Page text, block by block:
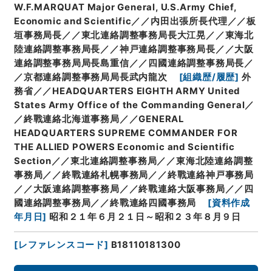
W.F.MARQUAT Major General, U.S.Army Chief,
Economic and Scientific／／内田出張所長代理／／板
垣事務局長／／東北連絡調整事務局長大江晃／／東海北
陸連絡調整事務局長／／神戸連絡調整事務局長／／大阪
連絡調整事務局局長島重信／／四國連絡調整事務局長／
／京都連絡調整事務局局長武内龍次
[組織歴/履歴] 外
務省／／HEADQUARTERS EIGHTH ARMY United
States Army Office of the Commanding General／
／終戰連絡北海道事務局／／GENERAL
HEADQUARTERS SUPREME COMMANDER FOR
THE ALLIED POWERS Economic and Scientific
Section／／東北連絡調整事務局／／東海北陸連絡調整
事務局／／終戰連絡札幌事務局／／終戰連絡神戸事務局
／／大阪連絡調整事務局／／終戰連絡大阪事務局／／四
國連絡調整事務局／／終戰連絡四國事務局
[資料作成
年月日] 昭和２１年６月２１日～昭和２３年８月９日
[レファレンスコード] B18110181300